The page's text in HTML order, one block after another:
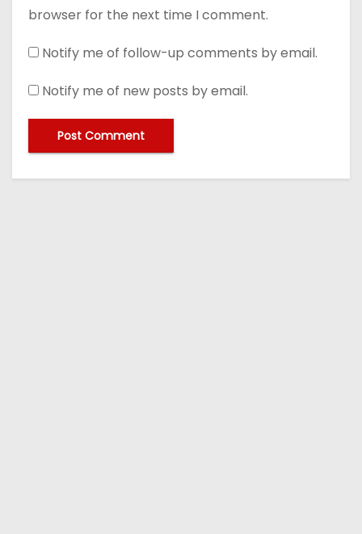
browser for the next time I comment.
Notify me of follow-up comments by email.
Notify me of new posts by email.